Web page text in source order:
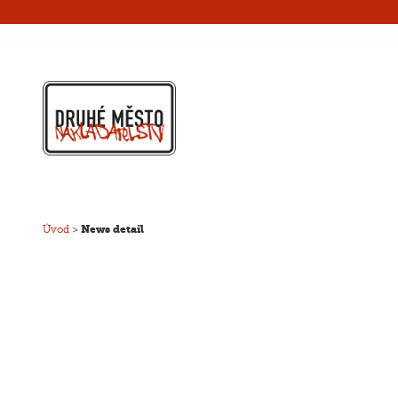
Úvod > News detail